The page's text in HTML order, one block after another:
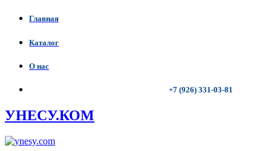
Главная
Каталог
О нас
+7 (926) 331-03-81
УНЕСУ.КОМ